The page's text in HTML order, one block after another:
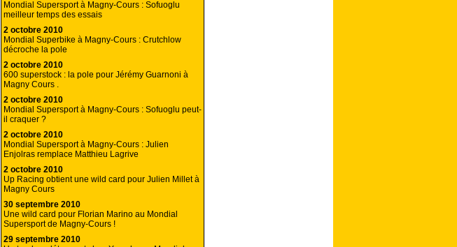
Mondial Supersport à Magny-Cours : Sofuoglu
meilleur temps des essais
2 octobre 2010
Mondial Superbike à Magny-Cours : Crutchlow
décroche la pole
2 octobre 2010
600 superstock : la pole pour Jérémy Guarnoni à
Magny Cours .
2 octobre 2010
Mondial Supersport à Magny-Cours : Sofuoglu peut-
il craquer ?
2 octobre 2010
Mondial Supersport à Magny-Cours : Julien
Enjolras remplace Matthieu Lagrive
2 octobre 2010
Up Racing obtient une wild card pour Julien Millet à
Magny Cours
30 septembre 2010
Une wild card pour Florian Marino au Mondial
Supersport de Magny-Cours !
29 septembre 2010